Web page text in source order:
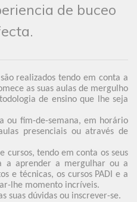
de buceo
realizados tendo em conta a
as suas aulas de mergulho
de ensino que lhe seja
ou fim-de-semana, em horário
presenciais ou através de
cursos, tendo em conta os seus
a aprender a mergulhar ou a
e técnicas, os cursos PADI e a
lhe momento incríveis.
suas dúvidas ou inscrever-se.